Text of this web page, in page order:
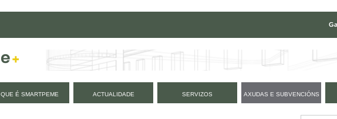
QUE É SMARTPEME ACTUALIDADE SERVIZOS AXUDAS E SUBVENCIÓNS